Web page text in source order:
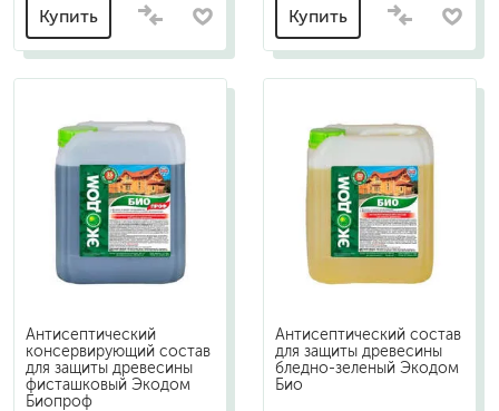
Купить Купить
Антисептический
консервирующий состав
для защиты древесины
фисташковый Экодом
Биопроф
Антисептический состав
для защиты древесины
бледно-зеленый Экодом
Био